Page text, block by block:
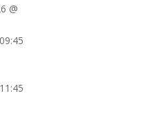
@
09:45
11:45